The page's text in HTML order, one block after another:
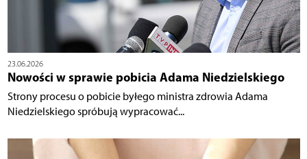
23.06.2026
Nowości w sprawie pobicia Adama Niedzielskiego
Strony procesu o pobicie byłego ministra zdrowia Adama
Niedzielskiego spróbują wypracować...